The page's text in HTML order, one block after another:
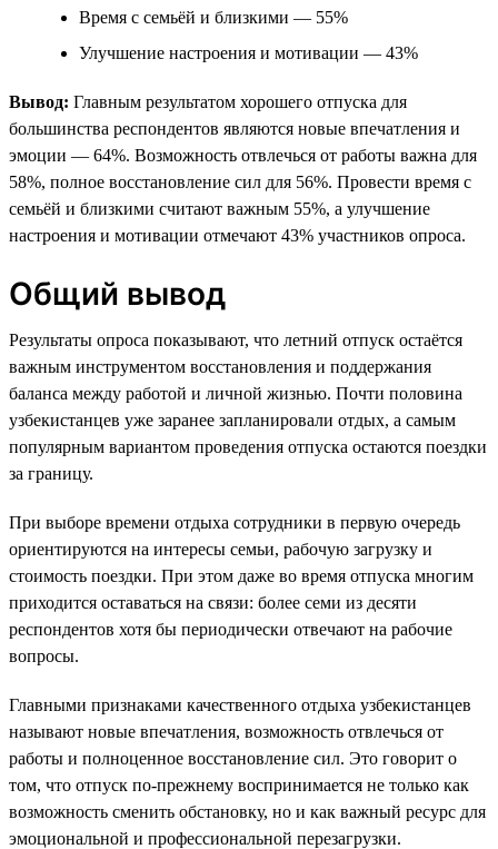
Время с семьёй и близкими — 55%
Улучшение настроения и мотивации — 43%
Вывод: Главным результатом хорошего отпуска для
большинства респондентов являются новые впечатления и
эмоции — 64%. Возможность отвлечься от работы важна для
58%, полное восстановление сил для 56%. Провести время с
семьёй и близкими считают важным 55%, а улучшение
настроения и мотивации отмечают 43% участников опроса.
Общий вывод
Результаты опроса показывают, что летний отпуск остаётся
важным инструментом восстановления и поддержания
баланса между работой и личной жизнью. Почти половина
узбекистанцев уже заранее запланировали отдых, а самым
популярным вариантом проведения отпуска остаются поездки
за границу.
При выборе времени отдыха сотрудники в первую очередь
ориентируются на интересы семьи, рабочую загрузку и
стоимость поездки. При этом даже во время отпуска многим
приходится оставаться на связи: более семи из десяти
респондентов хотя бы периодически отвечают на рабочие
вопросы.
Главными признаками качественного отдыха узбекистанцев
называют новые впечатления, возможность отвлечься от
работы и полноценное восстановление сил. Это говорит о
том, что отпуск по-прежнему воспринимается не только как
возможность сменить обстановку, но и как важный ресурс для
эмоциональной и профессиональной перезагрузки.